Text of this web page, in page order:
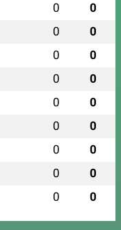
0 0
0 0
0 0
0 0
0 0
0 0
0 0
0 0
0 0